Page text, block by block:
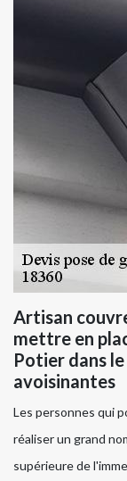
Artisan
mettre en
Potier dans
avoisinantes
Les personnes qui
réaliser un grand
supérieure de